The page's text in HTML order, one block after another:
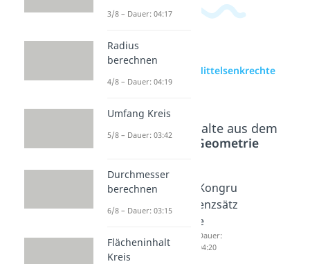
zur Videoseite: Mittelsenkrechte
Dreieck
Beliebte Inhalte aus dem
Bereich
Geometrie
Schwer
punkt
03:46
Satz
des
04:15
Kongru
enzsätz
e
Dauer:
04:20
3/8 – Dauer: 04:17
Radius
berechnen
4/8 – Dauer: 04:19
Umfang Kreis
5/8 – Dauer: 03:42
Durchmesser
berechnen
6/8 – Dauer: 03:15
Flächeninhalt
Kreis